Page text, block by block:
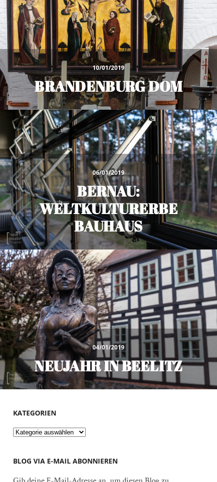
10/01/2019
BRANDENBURG DOM
06/01/2019
BERNAU:
WELTKULTURERBE
BAUHAUS
04/01/2019
NEUJAHR IN BEELITZ
KATEGORIEN
Kategorien
BLOG VIA E-MAIL ABONNIEREN